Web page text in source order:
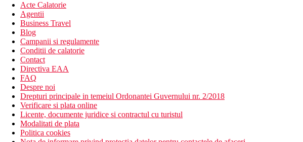
Acte Calatorie
Agentii
Business Travel
Blog
Campanii si regulamente
Conditii de calatorie
Contact
Directiva EAA
FAQ
Despre noi
Drepturi principale in temeiul Ordonantei Guvernului nr. 2/2018
Verificare si plata online
Licente, documente juridice si contractul cu turistul
Modalitati de plata
Politica cookies